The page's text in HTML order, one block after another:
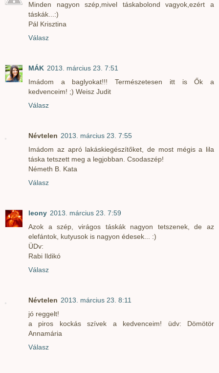
Minden nagyon szép,mivel táskabolond vagyok,ezért a
táskák...:)
Pál Krisztina
Válasz
MÁK 2013. március 23. 7:51
Imádom a baglyokat!!! Természetesen itt is Ők a
kedvenceim! ;) Weisz Judit
Válasz
Névtelen 2013. március 23. 7:55
Imádom az apró lakáskiegészítőket, de most mégis a lila
táska tetszett meg a legjobban. Csodaszép!
Németh B. Kata
Válasz
leony 2013. március 23. 7:59
Azok a szép, virágos táskák nagyon tetszenek, de az
elefántok, kutyusok is nagyon édesek... :)
ÜDv:
Rabi Ildikó
Válasz
Névtelen 2013. március 23. 8:11
jó reggelt!
a piros kockás szívek a kedvenceim! üdv: Dömötör
Annamária
Válasz